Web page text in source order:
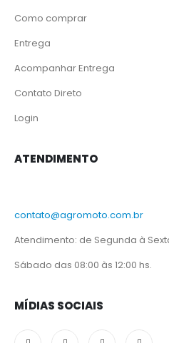
Como comprar
Entrega
Acompanhar Entrega
Contato Direto
Login
ATENDIMENTO
contato@agromoto.com.br
Atendimento: de Segunda à
Sábado das 08:00 às 12:00 hs.
MÍDIAS SOCIAIS